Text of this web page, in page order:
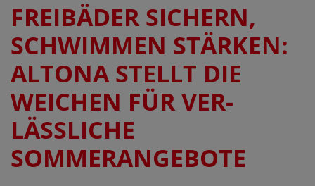
FREIBÄDER SICHERN,
SCHWIMMEN STÄRKEN:
ALTONA STELLT DIE
WEICHEN FÜR VER-
LÄSSLICHE
SOMMERANGEBOTE